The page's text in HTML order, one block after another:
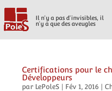
Il n'y a pas d'invisibles, il
n'y a que des aveugles
Certifications pour le
Développeurs
par LePoleS Fév 1, 2016